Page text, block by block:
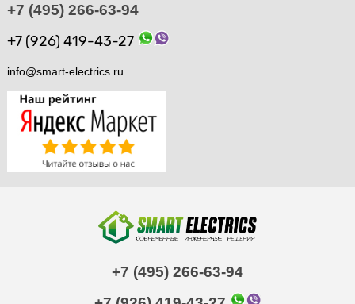
+7 (495) 266-63-94
+7 (926) 419-43-27
info@smart-electrics.ru
+7 (495) 266-63-94